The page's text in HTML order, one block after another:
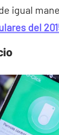
igual
del